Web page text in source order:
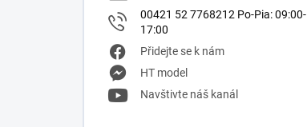
00421 52 7768212 Po-Pia: 09:00-
17:00
Přidejte se k nám
HT model
Navštivte náš kanál